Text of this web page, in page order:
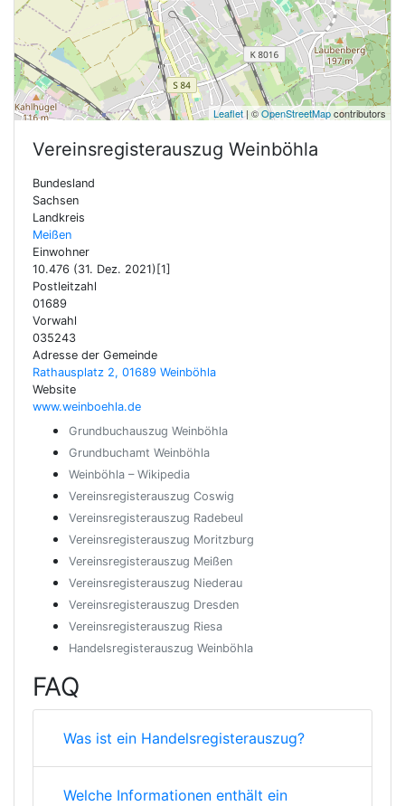
Leaflet | ©OpenStreetMapcontributors
Vereinsregisterauszug Weinböhla
Bundesland
Sachsen
Landkreis
Meißen
Einwohner
10.476 (31. Dez. 2021)[1]
Postleitzahl
01689
Vorwahl
035243
Adresse der Gemeinde
Rathausplatz 2, 01689 Weinböhla
Website
www.weinboehla.de
Grundbuchauszug Weinböhla
Grundbuchamt Weinböhla
Weinböhla – Wikipedia
Vereinsregisterauszug Coswig
Vereinsregisterauszug Radebeul
Vereinsregisterauszug Moritzburg
Vereinsregisterauszug Meißen
Vereinsregisterauszug Niederau
Vereinsregisterauszug Dresden
Vereinsregisterauszug Riesa
Handelsregisterauszug Weinböhla
FAQ
Was ist ein Handelsregisterauszug?
Welche Informationen enthält ein